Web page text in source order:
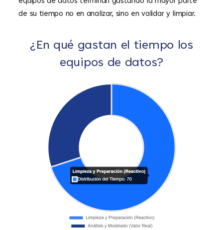
de su tiempo no en analizar, sino en validar y limpiar.
¿En qué gastan el tiempo los
equipos de datos?